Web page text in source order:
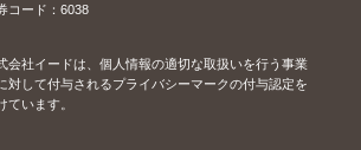
コード：6038
会社イードは、個人情報の適切な取扱いを行う事業
対して付与されるプライバシーマークの付与認定を
ています。